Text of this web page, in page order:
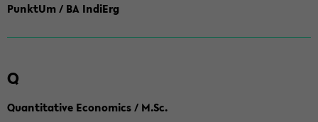
PunktUm / BA IndiErg
Q
Quantitative Economics / M.Sc.